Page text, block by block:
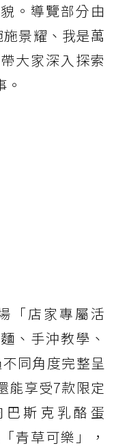
。導覽部分由
景耀、我是萬
大家深入探索
「店家專屬活
、手沖教學、
同角度完整呈
能享受7款限定
斯克乳酪蛋
青草可樂」，